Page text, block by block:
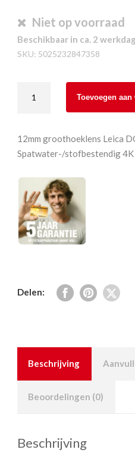
Niet op voorraad
Beschikbaar in ca. 2
SKU: 5025232847358
Leica
Summilux
12mm
ASPH.
zwart
aantal
Toevoegen
12mm groothoeklens Leica
Spatwater-/stofbestendig 4K
Delen:
Beschrijving
Beoordelingen (0)
Beschrijving